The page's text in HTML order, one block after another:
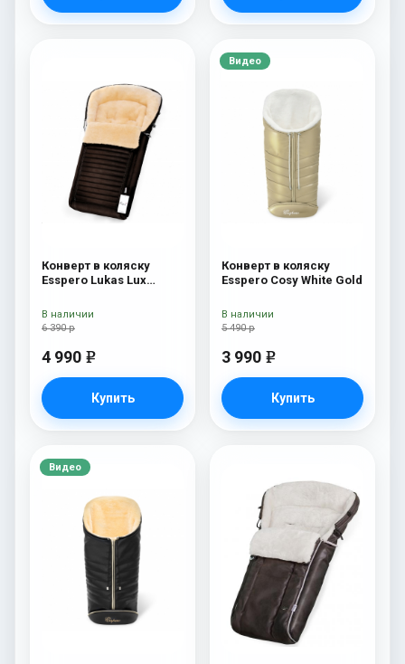
Конверт в коляску
Esspero Lukas Lux
шерсть) Brown
6 390 р
4 990 e
Купить
В наличии
Видео
Конверт в коляску
Esspero Cosy White Gold
5 490 р
3 990 e
Купить
В наличии
Видео